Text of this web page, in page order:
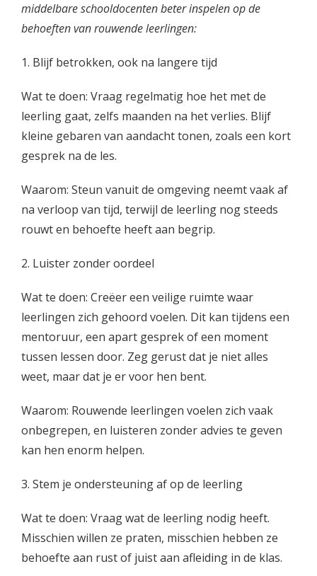
middelbare schooldocenten beter inspelen op de
behoeften van rouwende leerlingen:
1. Blijf betrokken, ook na langere tijd
Wat te doen: Vraag regelmatig hoe het met de
leerling gaat, zelfs maanden na het verlies. Blijf
kleine gebaren van aandacht tonen, zoals een kort
gesprek na de les.
Waarom: Steun vanuit de omgeving neemt vaak af
na verloop van tijd, terwijl de leerling nog steeds
rouwt en behoefte heeft aan begrip.
2. Luister zonder oordeel
Wat te doen: Creëer een veilige ruimte waar
leerlingen zich gehoord voelen. Dit kan tijdens een
mentoruur, een apart gesprek of een moment
tussen lessen door. Zeg gerust dat je niet alles
weet, maar dat je er voor hen bent.
Waarom: Rouwende leerlingen voelen zich vaak
onbegrepen, en luisteren zonder advies te geven
kan hen enorm helpen.
3. Stem je ondersteuning af op de leerling
Wat te doen: Vraag wat de leerling nodig heeft.
Misschien willen ze praten, misschien hebben ze
behoefte aan rust of juist aan afleiding in de klas.